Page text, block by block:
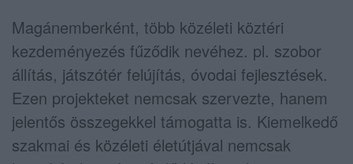
Magánemberként, több közéleti köztéri
kezdeményezés fűződik nevéhez. pl. szobor
állítás, játszótér felújítás, óvodai fejlesztések.
Ezen projekteket nemcsak szervezte, hanem
jelentős összegekkel támogatta is. Kiemelkedő
szakmai és közéleti életútjával nemcsak